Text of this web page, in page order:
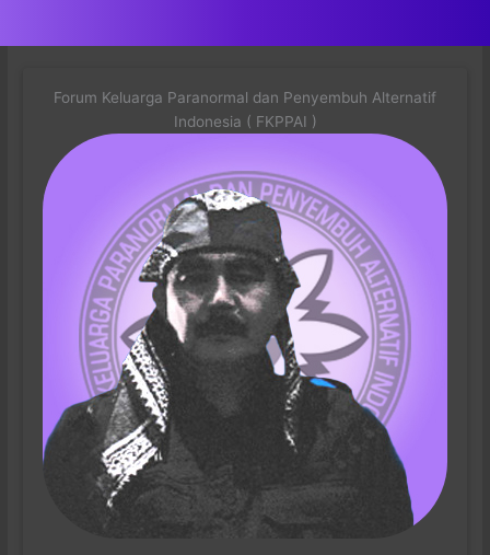
Forum Keluarga Paranormal dan Penyembuh Alternatif
Indonesia ( FKPPAI )